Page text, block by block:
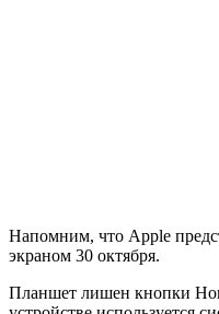
Напомним, что Apple
экраном 30 октября.
Планшет лишен кнопки